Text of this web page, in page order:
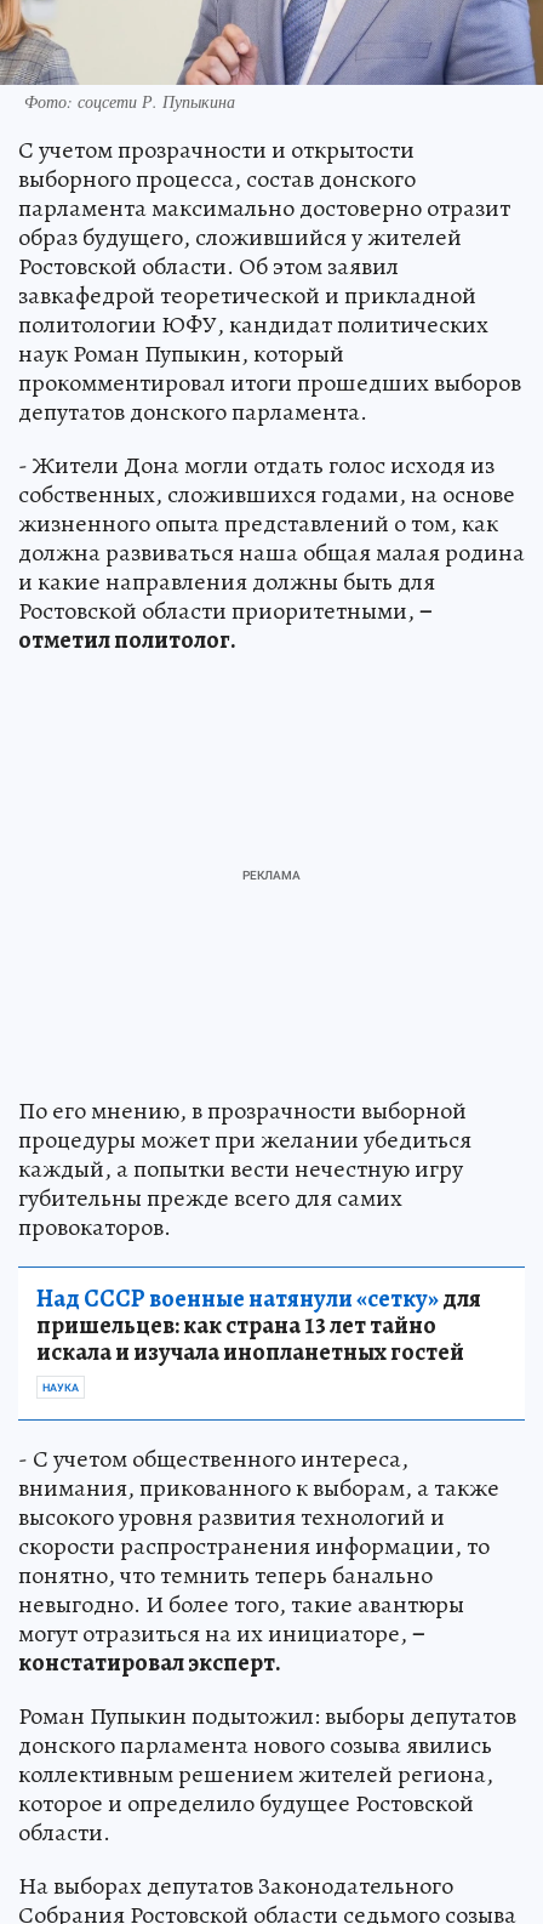
Фото: соцсети Р. Пупыкина
С учетом прозрачности и открытости
выборного процесса, состав донского
парламента максимально достоверно отразит
образ будущего, сложившийся у жителей
Ростовской области. Об этом заявил
завкафедрой теоретической и прикладной
политологии ЮФУ, кандидат политических
наук Роман Пупыкин, который
прокомментировал итоги прошедших выборов
депутатов донского парламента.
- Жители Дона могли отдать голос исходя из
собственных, сложившихся годами, на основе
жизненного опыта представлений о том, как
должна развиваться наша общая малая родина
и какие направления должны быть для
Ростовской области приоритетными,–
отметил политолог.
По его мнению, в прозрачности выборной
процедуры может при желании убедиться
каждый, а попытки вести нечестную игру
губительны прежде всего для самих
провокаторов.
Над СССР военные натянули «сетку»для
пришельцев: как страна 13 лет тайно
искала и изучала инопланетных гостей
НАУКА
- С учетом общественного интереса,
внимания, прикованного к выборам, а также
высокого уровня развития технологий и
скорости распространения информации, то
понятно, что темнить теперь банально
невыгодно. И более того, такие авантюры
могут отразиться на их инициаторе,–
констатировал эксперт.
Роман Пупыкин подытожил: выборы депутатов
донского парламента нового созыва явились
коллективным решением жителей региона,
которое и определило будущее Ростовской
области.
На выборах депутатов Законодательного
Собрания Ростовской области седьмого созыва